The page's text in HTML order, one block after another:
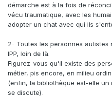
démarche est à la fois de
vécu traumatique, avec les
adopter un chat avec qui ils
2- Toutes les personnes autistes
IPP, loin de là.
Figurez-vous qu'il existe des
métier, pis encore, en milieu
(enfin, la bibliothèque est-elle
se discute).